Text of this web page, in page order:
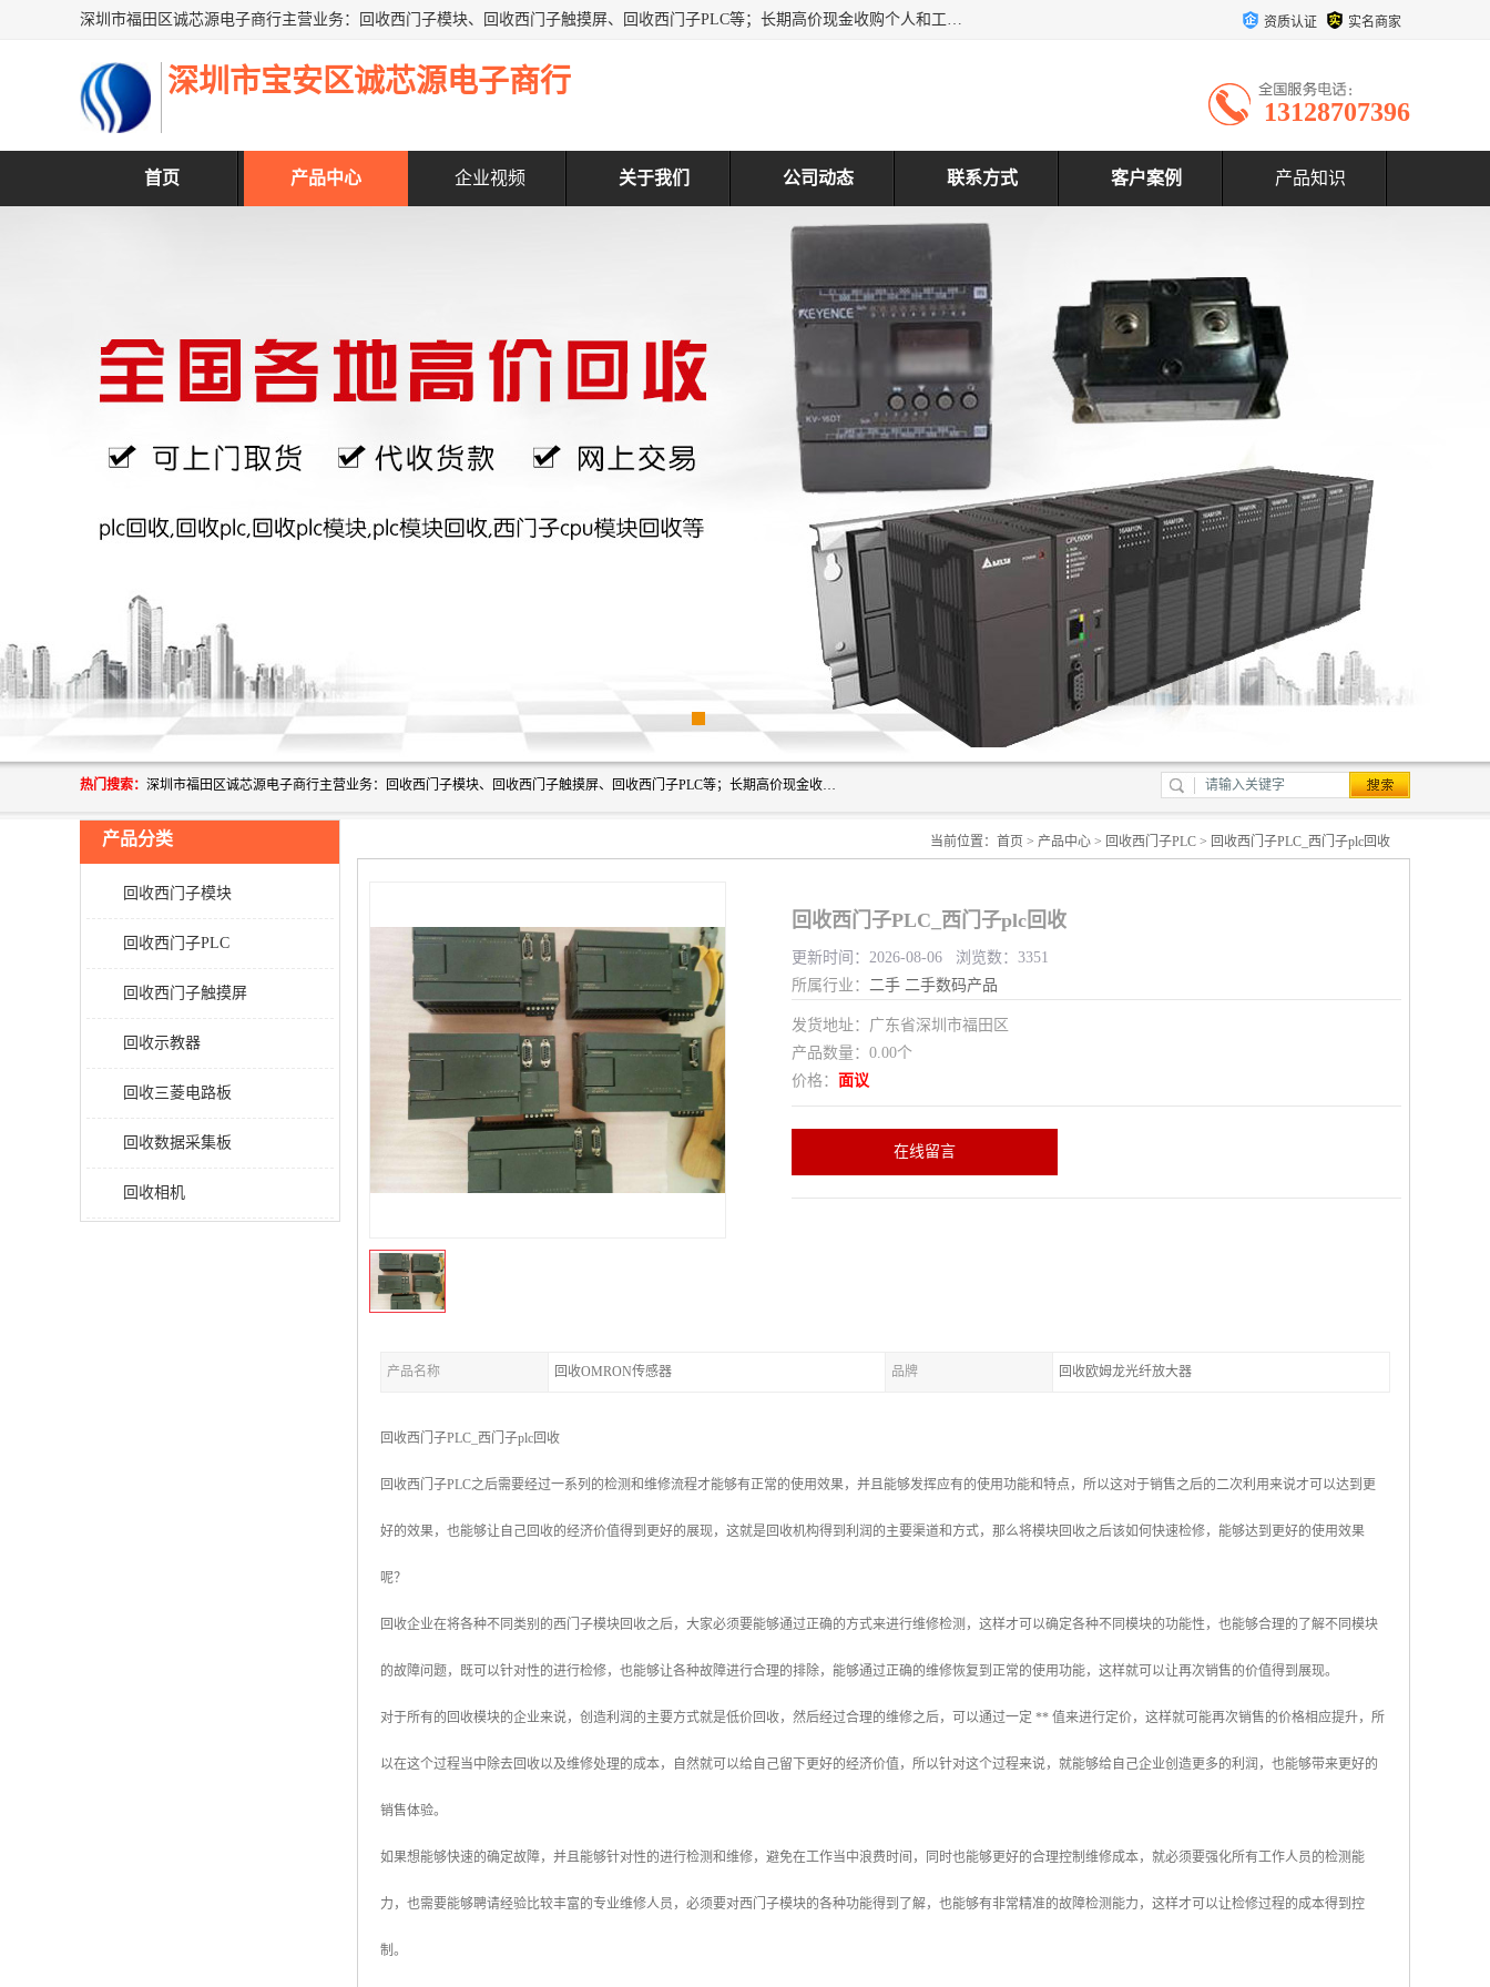
深圳市福田区诚芯源电子商行主营业务：回收西门子模块、回收西门子触摸屏、回收西门子PLC等；长期高价现金收购个人和工厂库存电子元件，我们以努力处事、以诚信待人，能迅速为客户消化库存、减少仓储、回笼资金，我们交易灵活方便，现金支付，价格合 理，尽量满足客户的要求，提供一条龙服务。 资质认证 实名商家
深圳市宝安区诚芯源电子商行
13128707396
首页 产品中心 企业视频 关于我们 公司动态 联系方式 客户案例 产品知识
热门搜索： 深圳市福田区诚芯源电子商行主营业务：回收西门子模块、回收西门子触摸屏、回收西门子PLC等；长期高价现金收购个人和工厂库存电子元件，我们以努力处事、以诚信待人，能迅速为客户消化库存、减少仓储、回笼资金，我们交易灵活方便，现金支付，价格合 理，尽量满足客户的要求，提供一条龙服务。
产品分类
回收西门子模块
回收西门子PLC
回收西门子触摸屏
回收示教器
回收三菱电路板
回收数据采集板
回收相机
当前位置： 首页 > 产品中心 > 回收西门子PLC > 回收西门子PLC_西门子plc回收
回收西门子PLC_西门子plc回收
更新时间：2026-08-06 浏览数：3351
所属行业： 二手 二手数码产品
发货地址：广东省深圳市福田区
产品数量：0.00个
价格： 面议
在线留言
产品名称 回收OMRON传感器 品牌 回收欧姆龙光纤放大器
回收西门子PLC_西门子plc回收
回收西门子PLC之后需要经过一系列的检测和维修流程才能够有正常的使用效果，并且能够发挥应有的使用功能和特点，所以这对于销售之后的二次利用来说才可以达到更
好的效果，也能够让自己回收的经济价值得到更好的展现，这就是回收机构得到利润的主要渠道和方式，那么将模块回收之后该如何快速检修，能够达到更好的使用效果
呢？
回收企业在将各种不同类别的西门子模块回收之后，大家必须要能够通过正确的方式来进行维修检测，这样才可以确定各种不同模块的功能性，也能够合理的了解不同模块
的故障问题，既可以针对性的进行检修，也能够让各种故障进行合理的排除，能够通过正确的维修恢复到正常的使用功能，这样就可以让再次销售的价值得到展现。
对于所有的回收模块的企业来说，创造利润的主要方式就是低价回收，然后经过合理的维修之后，可以通过一定 ** 值来进行定价，这样就可能再次销售的价格相应提升，所
以在这个过程当中除去回收以及维修处理的成本，自然就可以给自己留下更好的经济价值，所以针对这个过程来说，就能够给自己企业创造更多的利润，也能够带来更好的
销售体验。
如果想能够快速的确定故障，并且能够针对性的进行检测和维修，避免在工作当中浪费时间，同时也能够更好的合理控制维修成本，就必须要强化所有工作人员的检测能
力，也需要能够聘请经验比较丰富的专业维修人员，必须要对西门子模块的各种功能得到了解，也能够有非常精准的故障检测能力，这样才可以让检修过程的成本得到控
制。